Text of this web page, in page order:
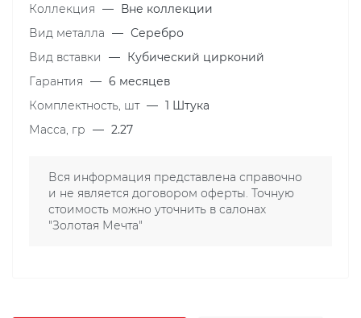
Коллекция — Вне коллекции
Вид металла — Серебро
Вид вставки
— Кубический цирконий
Гарантия — 6 месяцев
Комплектность, шт — 1 Штука
Масса, гр — 2.27
Вся информация представлена справочно
и не является договором оферты. Точную
стоимость можно уточнить в салонах
"Золотая Мечта"